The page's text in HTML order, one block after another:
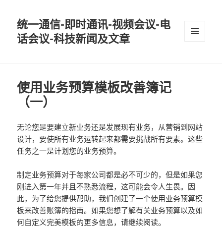
统一通信-即时通讯-视频会议-电
话会议-科技新闻及文章
使用业务预算模板改善簿记
（一）
无论您是要建立新业务还是发展现有业务，从营销到网站
设计，要使所有业务运转起来都需要挑战所有要素。这些
任务之一是计划您的业务预算。
制定业务预算对于每家公司都是必不可少的，但是如果您
刚进入第一年并且不熟悉流程，这可能会令人生畏。因
此，为了给您提供帮助，我们创建了一个使用业务预算模
板来改善账簿的指南。如果您想了解有关业务预算以及如
何自定义完美模板的更多信息，请继续阅读。